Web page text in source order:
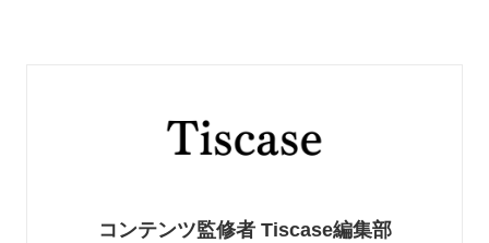
コンテンツ監修者 Tiscase編集部